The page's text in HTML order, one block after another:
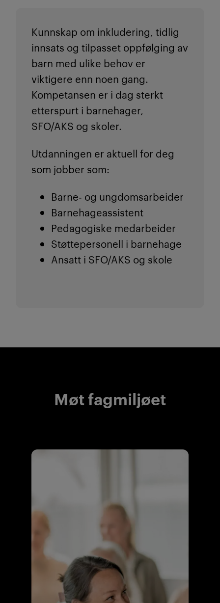
Kunnskap om inkludering, tidlig
innsats og tilpasset oppfølging av
barn med ulike behov er
viktigere enn noen gang.
Kompetansen er i dag sterkt
etterspurt i barnehager,
SFO/AKS og skoler.
Utdanningen er aktuell for deg
som jobber som:
Barne- og ungdomsarbeider
Barnehageassistent
Pedagogiske medarbeider
Støttepersonell i barnehage
Ansatt i SFO/AKS og skole
Møt fagmiljøet